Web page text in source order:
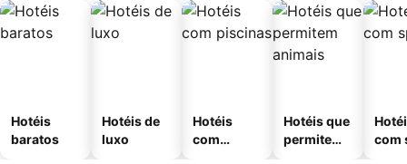
Hotéis
baratos
Hotéis de
luxo
Hotéis
com
Hotéis que
permitem
com